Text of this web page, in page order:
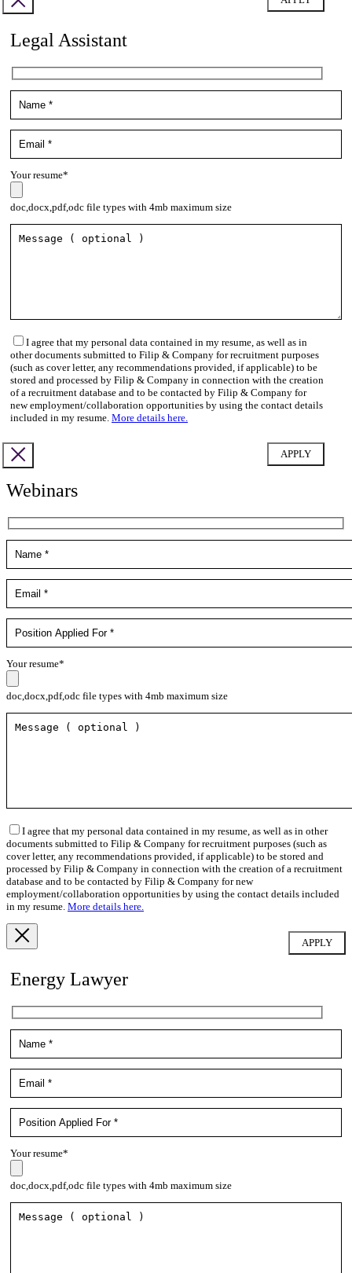
Legal Assistant
Your resume*
doc,docx,pdf,odc file types with 4mb maximum size
I agree that my personal data contained in my resume, as well as in
other documents submitted to Filip & Company for recruitment purposes
(such as cover letter, any recommendations provided, if applicable) to be
stored and processed by Filip & Company in connection with the creation
of a recruitment database and to be contacted by Filip & Company for
new employment/collaboration opportunities by using the contact details
included in my resume. More details here.
Webinars
Your resume*
doc,docx,pdf,odc file types with 4mb maximum size
I agree that my personal data contained in my resume, as well as in other
documents submitted to Filip & Company for recruitment purposes (such as
cover letter, any recommendations provided, if applicable) to be stored and
processed by Filip & Company in connection with the creation of a recruitment
database and to be contacted by Filip & Company for new
employment/collaboration opportunities by using the contact details included
in my resume. More details here.
Energy Lawyer
Your resume*
doc,docx,pdf,odc file types with 4mb maximum size